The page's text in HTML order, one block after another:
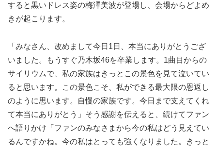
すると黒いドレス姿の梅澤美波が登場し、会場からどよめ
きが起こります。
「みなさん、改めまして今日1日、本当にありがとうござ
いました。もうすぐ乃木坂46を卒業します。1曲目からの
サイリウムで、私の家族はきっとこの景色を見て泣いてい
ると思います。この景色こそ、私ができる最大限の恩返し
のように思います。自慢の家族です。今日まで支えてくれ
て本当にありがとう」そう感謝を伝えると、続けてファン
へ語りかけ「ファンのみなさまから今の私はどう見えてい
るんですかね。今の私はとっても強くなりました。きっと